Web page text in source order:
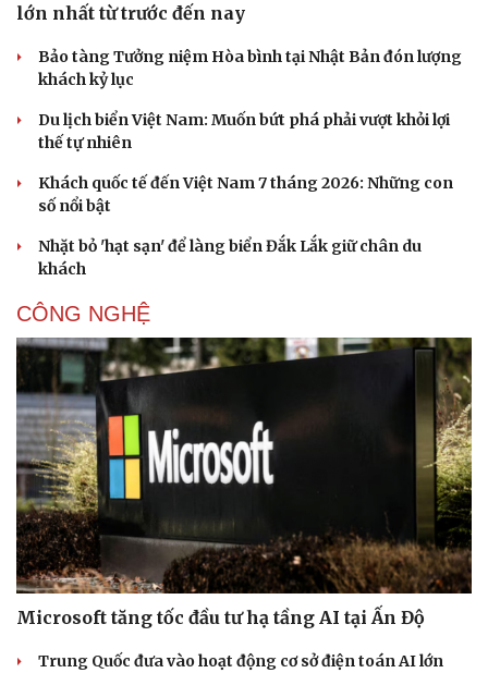
Văn hóa
Sân khấu - Điện ảnh
Văn học
Di sản
Nghệ sĩ
Thời trang
lớn nhất từ trước đến nay
Bảo tàng Tưởng niệm Hòa bình tại Nhật Bản đón lượng
khách kỷ lục
Du lịch biển Việt Nam: Muốn bứt phá phải vượt khỏi lợi
thế tự nhiên
Khách quốc tế đến Việt Nam 7 tháng 2026: Những con
số nổi bật
Nhặt bỏ 'hạt sạn' để làng biển Đắk Lắk giữ chân du
khách
CÔNG NGHỆ
Microsoft tăng tốc đầu tư hạ tầng AI tại Ấn Độ
Trung Quốc đưa vào hoạt động cơ sở điện toán AI lớn